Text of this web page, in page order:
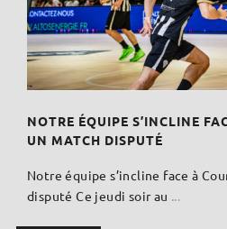
NOTRE ÉQUIPE S’INCLINE
UN MATCH DISPUTÉ
Notre équipe s’incline face à
disputé Ce jeudi soir au ...